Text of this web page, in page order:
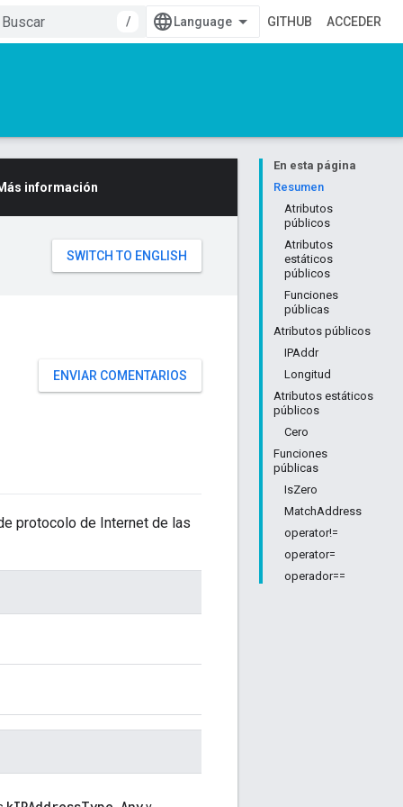
/ GITHUB ACCEDER
En esta página
Resumen
Atributos
públicos
Atributos
estáticos
públicos
Funciones
públicas
Atributos públicos
IPAddr
Longitud
Atributos estáticos
públicos
Cero
Funciones
públicas
IsZero
MatchAddress
operator!=
operator=
operador==
información
ENVIAR COMENTARIOS
protocolo de Internet de las